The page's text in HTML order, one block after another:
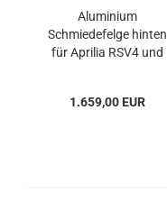
Aluminium
Schmiedefelge hinten
für Aprilia RSV4 und
1.659,00 EUR